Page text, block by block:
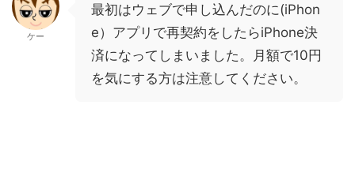
ケー
最初はウェブで申し込んだのに(iPhon
e）アプリで再契約をしたらiPhone決
済になってしまいました。月額で10円
を気にする方は注意してください。